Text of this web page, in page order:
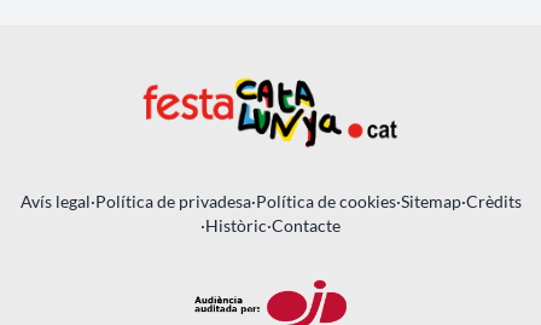
Avís legal·Política de privadesa·Política de cookies·Sitemap·Crèdits
·Històric·Contacte